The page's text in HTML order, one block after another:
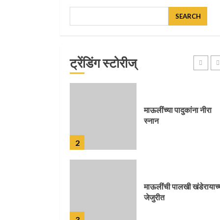
SEARCH
ट्रेंडिंग स्टोरीज्
1
2
माऊलींच्या पादुकांना नीरा
स्नान
माऊलींची पालखी
जेजुरीत